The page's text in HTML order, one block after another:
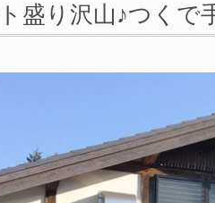
盛り沢山♪つくで